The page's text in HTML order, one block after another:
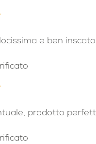
e ben
prodotto